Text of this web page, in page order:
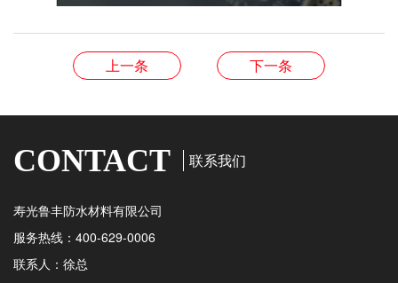
上一条 下一条
CONTACT 联系我们
寿光鲁丰防水材料有限公司
服务热线：400-629-0006
联系人：徐总